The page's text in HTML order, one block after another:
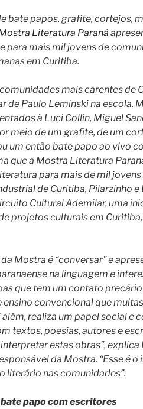
bate papos, grafite, cortejos,
Literatura Paraná
para mais mil jovens de
em Curitiba.
mais carentes de
de Paulo Leminski na escola.
à Luci Collin, Miguel
meio de um grafite, de um
um então bate papo ao vivo
que a Mostra Literatura
para mais de mil
de Curitiba, Pilarzinho
Cultural Ademilar, uma
projetos culturais em
Mostra é “conversar” e
na linguagem e
que tem um contato
ensino convencional que
realiza um papel social e
textos, poesias, autores e
estas obras”, explica
da Mostra. “Esse é o
literário nas comunidades”.
papo com escritores